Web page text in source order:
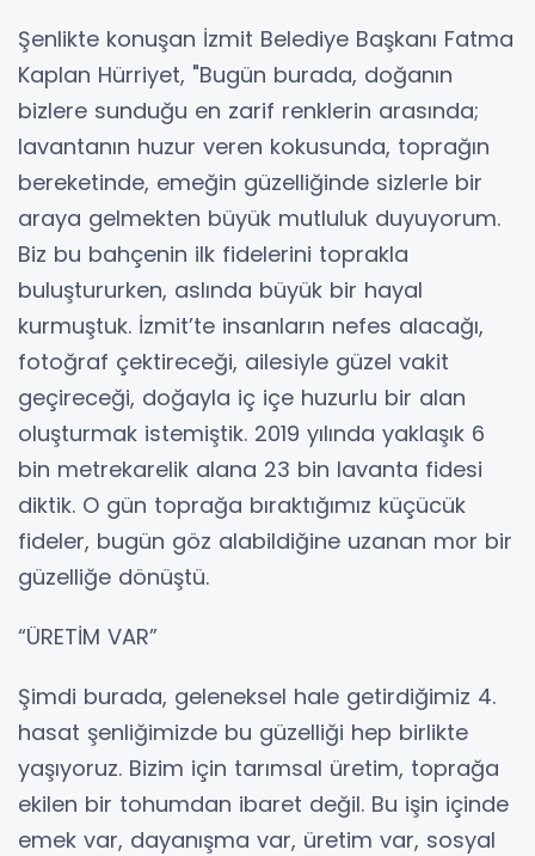
Şenlikte konuşan İzmit Belediye Başkanı Fatma
Kaplan Hürriyet, "Bugün burada, doğanın
bizlere sunduğu en zarif renklerin arasında;
lavantanın huzur veren kokusunda, toprağın
bereketinde, emeğin güzelliğinde sizlerle bir
araya gelmekten büyük mutluluk duyuyorum.
Biz bu bahçenin ilk fidelerini toprakla
buluştururken, aslında büyük bir hayal
kurmuştuk. İzmit’te insanların nefes alacağı,
fotoğraf çektireceği, ailesiyle güzel vakit
geçireceği, doğayla iç içe huzurlu bir alan
oluşturmak istemiştik. 2019 yılında yaklaşık 6
bin metrekarelik alana 23 bin lavanta fidesi
diktik. O gün toprağa bıraktığımız küçücük
fideler, bugün göz alabildiğine uzanan mor bir
güzelliğe dönüştü.
“ÜRETİM VAR”
Şimdi burada, geleneksel hale getirdiğimiz 4.
hasat şenliğimizde bu güzelliği hep birlikte
yaşıyoruz. Bizim için tarımsal üretim, toprağa
ekilen bir tohumdan ibaret değil. Bu işin içinde
emek var, dayanışma var, üretim var, sosyal